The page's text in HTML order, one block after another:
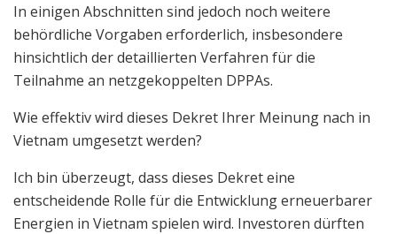
In einigen Abschnitten sind jedoch noch weitere
behördliche Vorgaben erforderlich, insbesondere
hinsichtlich der detaillierten Verfahren für die
Teilnahme an netzgekoppelten DPPAs.
Wie effektiv wird dieses Dekret Ihrer Meinung nach in
Vietnam umgesetzt werden?
Ich bin überzeugt, dass dieses Dekret eine
entscheidende Rolle für die Entwicklung erneuerbarer
Energien in Vietnam spielen wird. Investoren dürften